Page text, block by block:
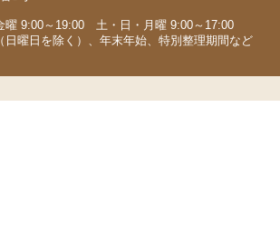
曜 9:00～19:00 土・日・月曜 9:00～17:00
日曜日を除く）、年末年始、特別整理期間など